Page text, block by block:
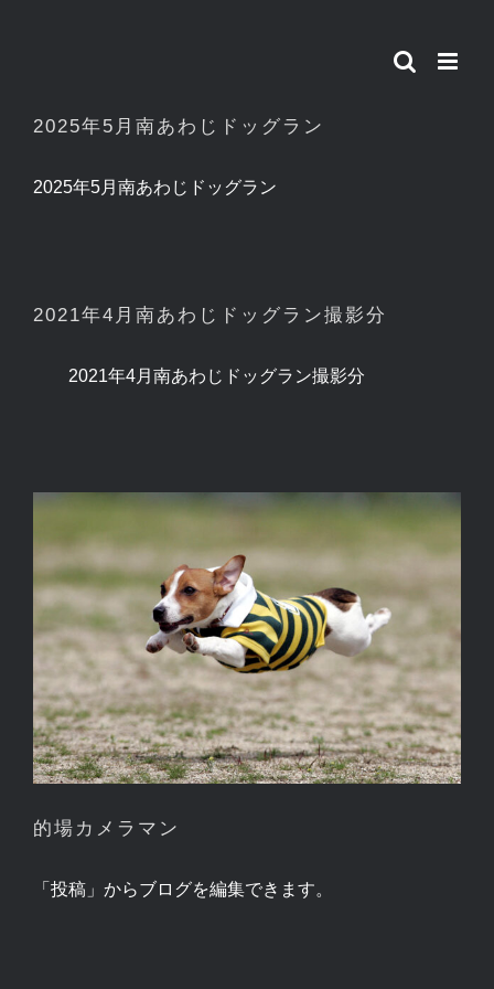
2025年5月南あわじドッグラン
2025年5月南あわじドッグラン
2021年4月南あわじドッグラン撮影分
2021年4月南あわじドッグラン撮影分
的場カメラマン
的場カメラマン
「投稿」からブログを編集できます。